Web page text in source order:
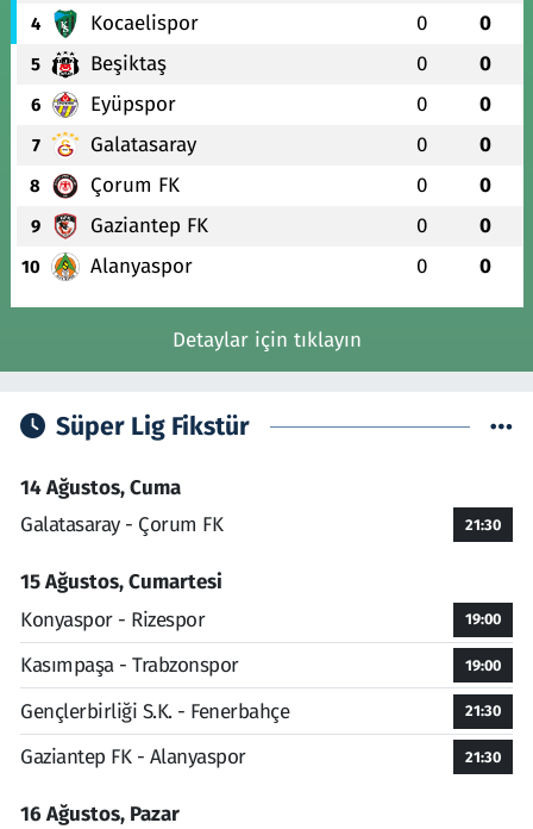
4 Kocaelispor 0 0
5 Beşiktaş 0 0
6 Eyüpspor 0 0
7 Galatasaray 0 0
8 Çorum FK 0 0
9 Gaziantep FK 0 0
10 Alanyaspor 0 0
Detaylar için tıklayın
Süper Lig Fikstür
14 Ağustos, Cuma
Galatasaray - Çorum FK
21:30
15 Ağustos, Cumartesi
Konyaspor - Rizespor
19:00
Kasımpaşa - Trabzonspor 19:00
Gençlerbirliği S.K. - Fenerbahçe 21:30
Gaziantep FK - Alanyaspor 21:30
16 Ağustos, Pazar